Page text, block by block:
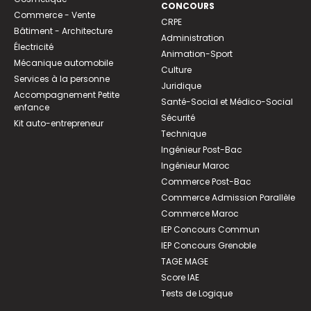
Commerce - Vente
Bâtiment - Architecture
Électricité
Mécanique automobile
Services à la personne
Accompagnement Petite
enfance
Kit auto-entrepreneur
CONCOURS
CRPE
Administration
Animation-Sport
Culture
Juridique
Santé-Social et Médico-Social
Sécurité
Technique
Ingénieur Post-Bac
Ingénieur Maroc
Commerce Post-Bac
Commerce Admission Parallèle
Commerce Maroc
IEP Concours Commun
IEP Concours Grenoble
TAGE MAGE
Score IAE
Tests de Logique